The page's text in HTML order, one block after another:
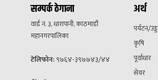
सम्पर्क ठेगाना
वार्ड नं. ३, धारापानी, काठमाडौं
महानगरपालिका
टेलिफोन: ९७६४-३९७७४३/४४
अर्थ
पर्यटन/
कृषि
पूर्वाधार
सेयर